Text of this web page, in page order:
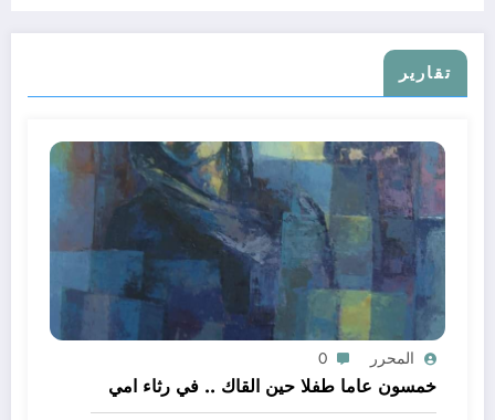
تقارير
المحرر 0
خمسون عاما طفلا حين القاك .. في رثاء امي